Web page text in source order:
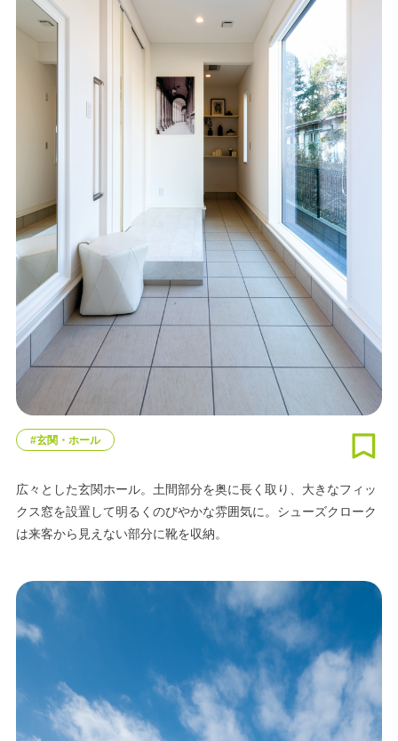
#玄関・ホール
広々とした玄関ホール。土間部分を奥に長く取り、大きなフィッ
クス窓を設置して明るくのびやかな雰囲気に。シューズクローク
は来客から見えない部分に靴を収納。